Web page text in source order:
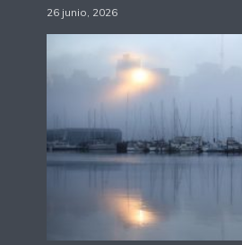
26 junio, 2026